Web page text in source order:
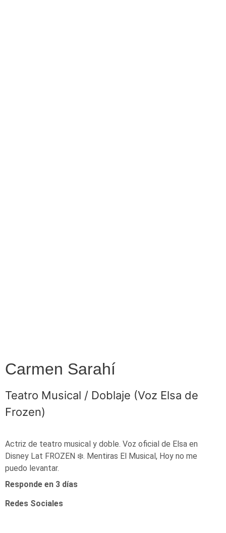
Carmen Sarahí
Teatro Musical / Doblaje (Voz Elsa de
Frozen)
Actriz de teatro musical y doble. Voz oficial de Elsa en
Disney Lat FROZEN ❄️. Mentiras El Musical, Hoy no me
puedo levantar.
Responde en 3 días
Redes Sociales